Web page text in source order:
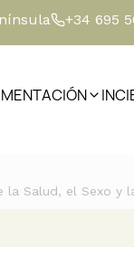
+34 695
la Salud, el Sexo y